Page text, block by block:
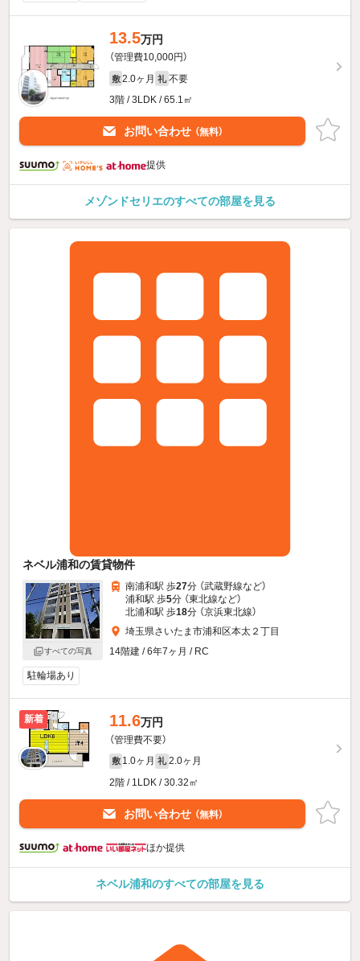
13.5万円
（管理費10,000円）
敷 2.0ヶ月 礼 不要
3階 / 3LDK / 65.1㎡
お問い合わせ （無料）
提供
メゾンドセリエのすべての部屋を見る
ネベル浦和の賃貸物件
すべての写真
南浦和駅 歩27分 （武蔵野線など）
浦和駅 歩5分 （東北線など）
北浦和駅 歩18分 （京浜東北線）
埼玉県さいたま市浦和区本太２丁目
14階建 / 6年7ヶ月 / RC
駐輪場あり
新着 11.6万円
（管理費不要）
敷 1.0ヶ月 礼 2.0ヶ月
2階 / 1LDK / 30.32㎡
お問い合わせ （無料）
ほか提供
ネベル浦和のすべての部屋を見る